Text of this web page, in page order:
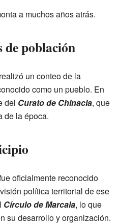
a muchos años atrás.
población
un conteo de la
como un pueblo. En
del Curato de Chinacla, que
de la época.
oficialmente reconocido
política territorial de ese
Círculo de Marcala, lo que
su desarrollo y organización.